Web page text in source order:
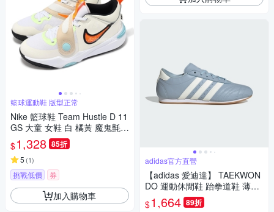
籃球運動鞋 版型正常
Nike 籃球鞋 Team Hustle D 11
GS 大童 女鞋 白 橘黃 魔鬼氈 H
F5735-181
$1,328 85折
5 (1)
挑戰低價 券
加入購物車
adidas官方直營
【adidas 愛迪達】 TAEKWON
DO 運動休閒鞋 跆拳道鞋 薄底
鞋 女鞋 - Originals JS3317
$1,664 89折